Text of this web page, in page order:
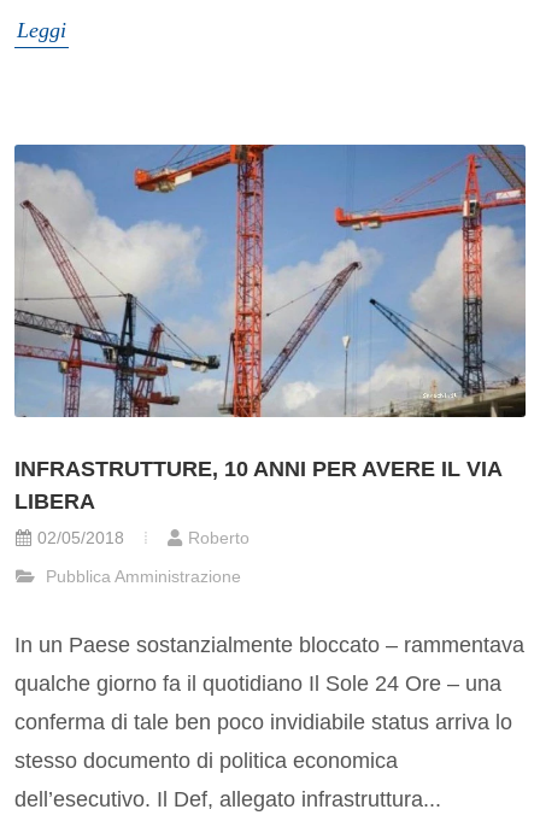
Leggi
INFRASTRUTTURE, 10 ANNI PER AVERE IL VIA
LIBERA
02/05/2018
Roberto
Pubblica Amministrazione
In un Paese sostanzialmente bloccato – rammentava
qualche giorno fa il quotidiano Il Sole 24 Ore – una
conferma di tale ben poco invidiabile status arriva lo
stesso documento di politica economica
dell’esecutivo. Il Def, allegato infrastruttura...